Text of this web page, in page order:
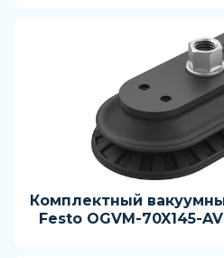
Комплектный
Festo OGVM-70X145-